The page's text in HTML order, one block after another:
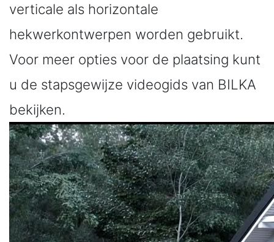
verticale als horizontale
hekwerkontwerpen worden gebruikt.
Voor meer opties voor de plaatsing kunt
u de stapsgewijze videogids van BILKA
bekijken.